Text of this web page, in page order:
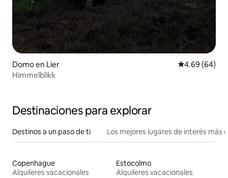
Domo en Lier Calificación
4.69 (64)
Himmelblikk
Destinaciones para explorar
Destinos a un paso de ti Los mejores lugares de interés más
Copenhague
Alquileres vacacionales
Estocolmo
Alquileres vacacionales